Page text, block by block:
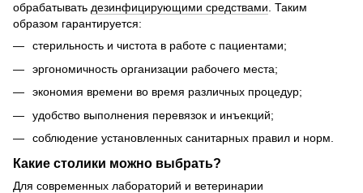
обрабатывать дезинфицирующими средствами. Таким
образом гарантируется:
стерильность и чистота в работе с пациентами;
эргономичность организации рабочего места;
экономия времени во время различных процедур;
удобство выполнения перевязок и инъекций;
соблюдение установленных санитарных правил и норм.
Какие столики можно выбрать?
Для современных лабораторий и ветеринарии